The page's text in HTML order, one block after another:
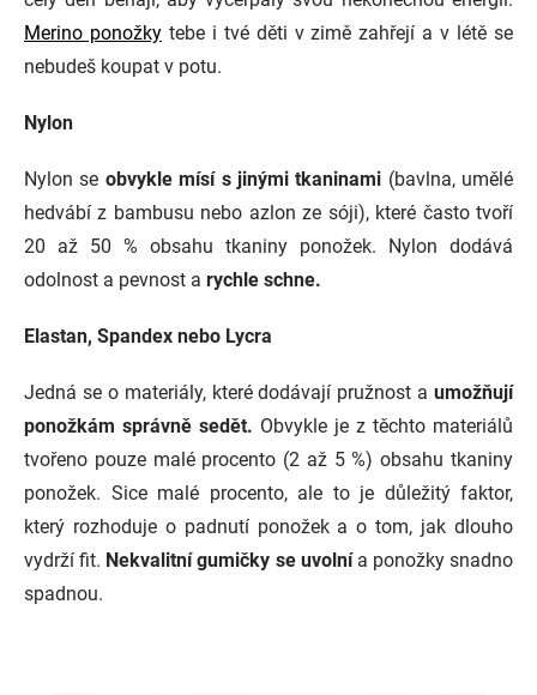
Merino ponožkytebe i tvé děti v zimě zahřejí a v létě se
nebudeš koupat v potu.
Nylon
Nylon se obvykle mísí s jinými tkaninami (bavlna, umělé
hedvábí z bambusu nebo azlon ze sóji), které často tvoří
20 až 50 % obsahu tkaniny ponožek. Nylon dodává
odolnost a pevnost a rychle schne.
Elastan, Spandex nebo Lycra
Jedná se o materiály, které dodávají pružnost a umožňují
ponožkám správně sedět. Obvykle je z těchto materiálů
tvořeno pouze malé procento (2 až 5 %) obsahu tkaniny
ponožek. Sice malé procento, ale to je důležitý faktor,
který rozhoduje o padnutí ponožek a o tom, jak dlouho
vydrží fit. Nekvalitní gumičky se uvolnía ponožky snadno
spadnou.